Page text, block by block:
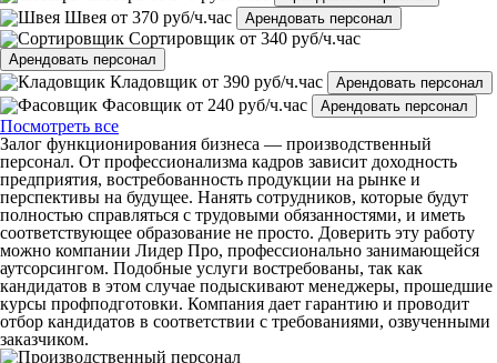
Швея от 370 руб/ч.час Арендовать персонал
Сортировщик от 340 руб/ч.час
Арендовать персонал
Кладовщик от 390 руб/ч.час Арендовать персонал
Фасовщик от 240 руб/ч.час Арендовать персонал
Посмотреть все
Залог функционирования бизнеса — производственный
персонал. От профессионализма кадров зависит доходность
предприятия, востребованность продукции на рынке и
перспективы на будущее. Нанять сотрудников, которые будут
полностью справляться с трудовыми обязанностями, и иметь
соответствующее образование не просто. Доверить эту работу
можно компании Лидер Про, профессионально занимающейся
аутсорсингом. Подобные услуги востребованы, так как
кандидатов в этом случае подыскивают менеджеры, прошедшие
курсы профподготовки. Компания дает гарантию и проводит
отбор кандидатов в соответствии с требованиями, озвученными
заказчиком.